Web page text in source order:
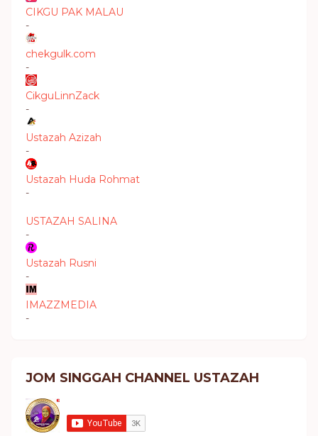
CIKGU PAK MALAU
-
chekgulk.com
-
CikguLinnZack
-
Ustazah Azizah
-
Ustazah Huda Rohmat
-
USTAZAH SALINA
-
Ustazah Rusni
-
IMAZZMEDIA
-
JOM SINGGAH CHANNEL USTAZAH